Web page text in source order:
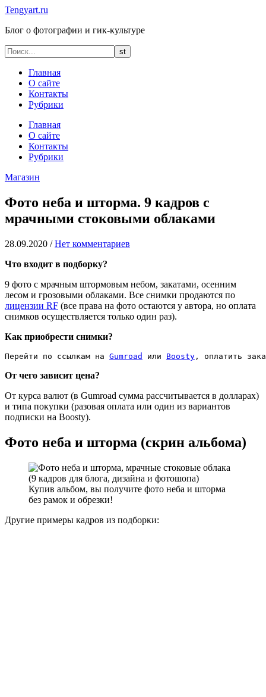
Tengyart.ru
Блог о фотографии и гик-культуре
Главная
О сайте
Контакты
Рубрики
Главная
О сайте
Контакты
Рубрики
Магазин
Фото неба и шторма. 9 кадров с
мрачными стоковыми облаками
28.09.2020 / Нет комментариев
Что входит в подборку?
9 фото с мрачным штормовым небом, закатами, осенним
лесом и грозовыми облаками. Все снимки продаются по
лицензии RF (все права на фото остаются у автора, но оплата
снимков осуществляется только один раз).
Как приобрести снимки?
Перейти по ссылкам на Gumroad или Boosty , оплатить
От чего зависит цена?
От курса валют (в Gumroad сумма рассчитывается в долларах)
и типа покупки (разовая оплата или один из вариантов
подписки на Boosty).
Фото неба и шторма (скрин альбома)
Купив альбом, вы получите фото неба и шторма
без рамок и обрезки!
Другие примеры кадров из подборки: